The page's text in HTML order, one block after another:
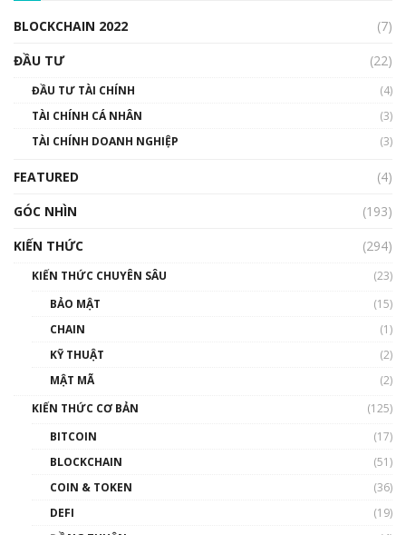
00:02:14
Nhìn lại năm 2022: Những sự kiện ảnh hưởng
đến hệ sinh thái tiền mã hoá | Phổ cập
00:43:47
như thể nào?
00:39:31
BLOCKCHAIN 2022
(7)
ĐẦU TƯ
(22)
ĐẦU TƯ TÀI CHÍNH
(4)
TÀI CHÍNH CÁ NHÂN
(3)
TÀI CHÍNH DOANH NGHIỆP
(3)
FEATURED
(4)
GÓC NHÌN
(193)
KIẾN THỨC
(294)
KIẾN THỨC CHUYÊN SÂU
(23)
BẢO MẬT
(15)
CHAIN
(1)
KỸ THUẬT
(2)
MẬT MÃ
(2)
KIẾN THỨC CƠ BẢN
(125)
BITCOIN
(17)
BLOCKCHAIN
(51)
COIN & TOKEN
(36)
DEFI
(19)